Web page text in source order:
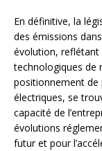
En définitive, la
des émissions
évolution, reflétant
technologiques de
positionnement de
électriques, se
capacité de
évolutions
futur et pour